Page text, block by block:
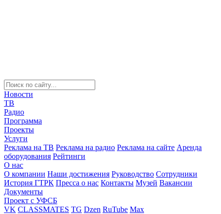
Новости
ТВ
Радио
Программа
Проекты
Услуги
Реклама на ТВ Реклама на радио Реклама на сайте Аренда
оборудования Рейтинги
О нас
О компании Наши достижения Руководство Сотрудники
История ГТРК Пресса о нас Контакты Музей Вакансии
Документы
Проект с УФСБ
VK CLASSMATES TG Dzen RuTube Max